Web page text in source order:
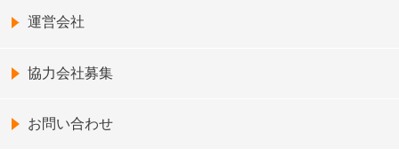
運営会社
協力会社募集
お問い合わせ